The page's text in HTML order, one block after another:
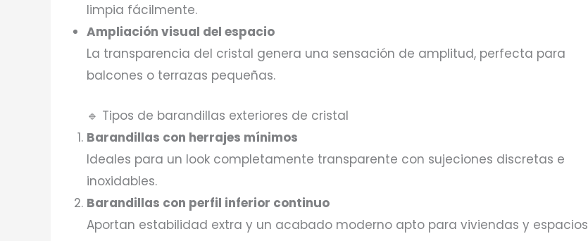
limpia fácilmente.
Ampliación visual del espacio
La transparencia del cristal genera una sensación de amplitud, perfecta para
balcones o terrazas pequeñas.
🔹 Tipos de barandillas exteriores de cristal
Barandillas con herrajes mínimos
Ideales para un look completamente transparente con sujeciones discretas e
inoxidables.
Barandillas con perfil inferior continuo
Aportan estabilidad extra y un acabado moderno apto para viviendas y espacios